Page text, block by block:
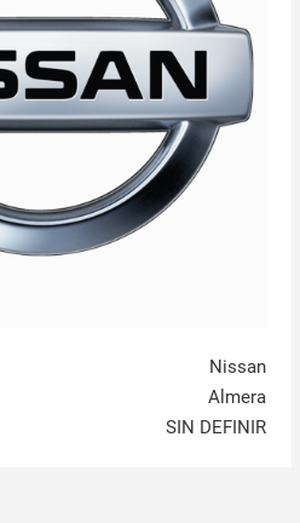
Nissan
Almera
SIN DEFINIR